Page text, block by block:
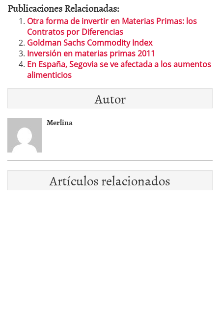
Publicaciones Relacionadas:
Otra forma de invertir en Materias Primas: los
Contratos por Diferencias
Goldman Sachs Commodity Index
Inversión en materias primas 2011
En España, Segovia se ve afectada a los aumentos
alimenticios
Autor
Merlina
Artículos relacionados